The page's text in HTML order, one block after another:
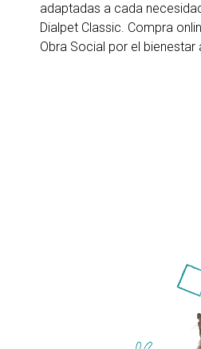
adaptadas a cada
Dialpet Classic. Compra
Obra Social por el bienestar